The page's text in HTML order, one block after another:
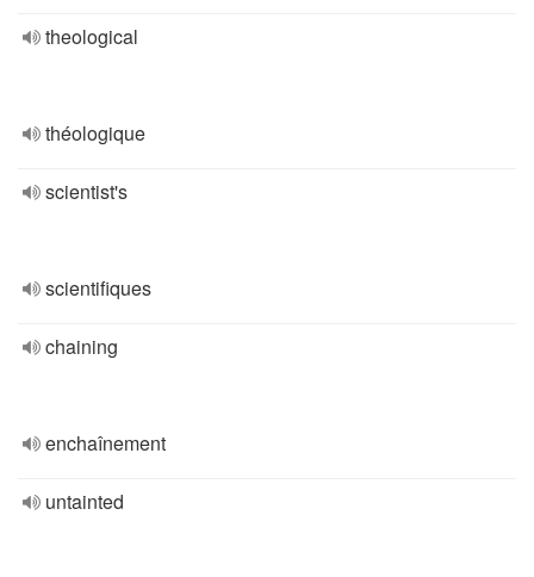
theological
théologique
scientist's
scientifiques
chaining
enchaînement
untainted